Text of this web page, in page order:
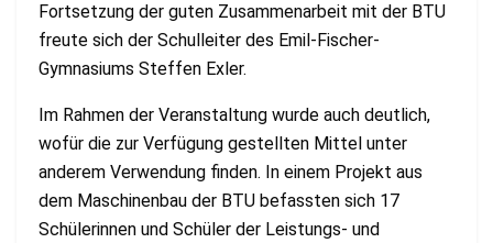
Fortsetzung der guten Zusammenarbeit mit der BTU
freute sich der Schulleiter des Emil-Fischer-
Gymnasiums Steffen Exler.
Im Rahmen der Veranstaltung wurde auch deutlich,
wofür die zur Verfügung gestellten Mittel unter
anderem Verwendung finden. In einem Projekt aus
dem Maschinenbau der BTU befassten sich 17
Schülerinnen und Schüler der Leistungs- und